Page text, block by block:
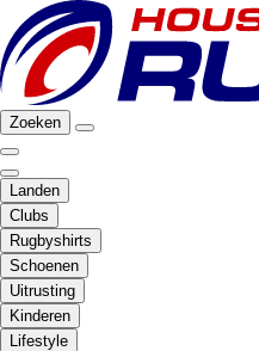
Zoeken
Landen
Clubs
Rugbyshirts
Schoenen
Uitrusting
Kinderen
Lifestyle